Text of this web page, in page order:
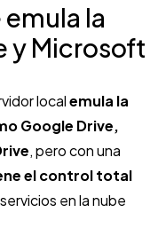
la
y Microsoft
localemula la
Google Drive,
, pero con una
el control total
en la nube